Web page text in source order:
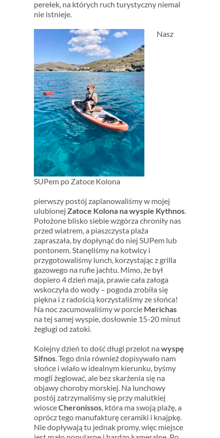
perełek, na których ruch turystyczny niemal
nie istnieje.
SUPem po Zatoce Kolona
Nasz
pierwszy postój zaplanowaliśmy w mojej
ulubionej Zatoce Kolona na wyspie Kythnos.
Położone blisko siebie wzgórza chroniły nas
przed wiatrem, a piaszczysta plaża
zapraszała, by dopłynąć do niej SUPem lub
pontonem. Stanęliśmy na kotwicy i
przygotowaliśmy lunch, korzystając z grilla
gazowego na rufie jachtu. Mimo, że był
dopiero 4 dzień maja, prawie cała załoga
wskoczyła do wody – pogoda zrobiła się
piękna i z radością korzystaliśmy ze słońca!
Na noc zacumowaliśmy w porcie Merichas
na tej samej wyspie, dosłownie 15-20 minut
żeglugi od zatoki.
Kolejny dzień to dość długi przelot na wyspę
Sifnos. Tego dnia również dopisywało nam
słońce i wiało w idealnym kierunku, byśmy
mogli żeglować, ale bez skarżenia się na
objawy choroby morskiej. Na lunchowy
postój zatrzymaliśmy się przy malutkiej
wiosceCheronissos, która ma swoją plażę, a
oprócz tego manufakturę ceramiki i knajpkę.
Nie dopływają tu jednak promy, więc miejsce